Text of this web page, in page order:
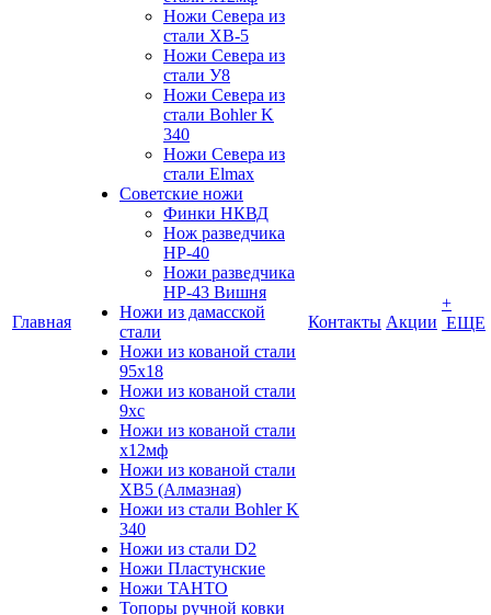
Главная
Ножи Севера из
стали ХВ-5
Ножи Севера из
стали У8
Ножи Севера из
стали Bohler K
340
Ножи Севера из
стали Elmax
Советские ножи
Финки НКВД
Нож разведчика
НР-40
Ножи разведчика
НР-43 Вишня
Ножи из дамасской
стали
Ножи из кованой стали
95х18
Ножи из кованой стали
9хс
Ножи из кованой стали
х12мф
Ножи из кованой стали
ХВ5 (Алмазная)
Ножи из стали Bohler K
340
Ножи из стали D2
Ножи Пластунские
Ножи ТАНТО
Топоры ручной ковки
Контакты Акции
+
ЕЩЕ